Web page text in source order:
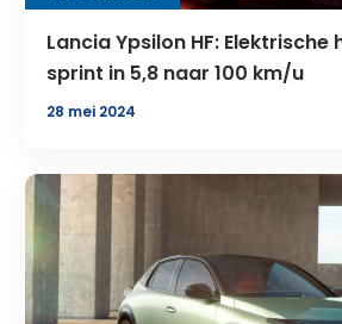
Lancia Ypsilon HF:
sprint in 5,8 naar 100 km/u
28 mei 2024